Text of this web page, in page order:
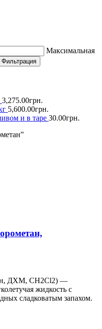
Максимальная
Фильтрация
3,275.00грн.
5,600.00грн.
и в таре 30.00грн.
ДХМ, CH2Cl2) —
жидкость с
сладковатым запахом.